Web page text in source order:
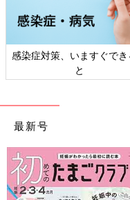
感染症対策、いますぐでき
と
最新号